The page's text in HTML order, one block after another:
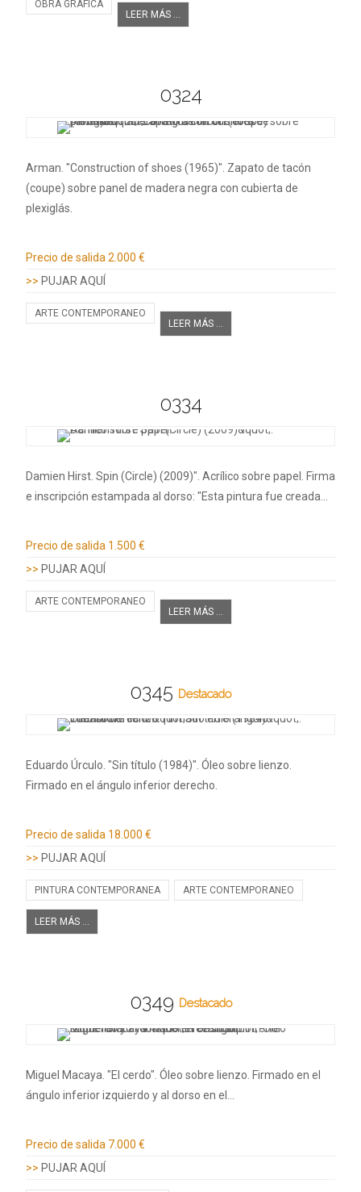
OBRA GRAFICA
LEER MÁS ...
0324
Arman. "Construction of shoes (1965)". Zapato de tacón
(coupe) sobre panel de madera negra con cubierta de
plexiglás.
Precio de salida 2.000 €
>> PUJAR AQUÍ
ARTE CONTEMPORANEO
LEER MÁS ...
0334
Damien Hirst. Spin (Circle) (2009)". Acrílico sobre papel. Firma
e inscripción estampada al dorso: "Esta pintura fue creada…
Precio de salida 1.500 €
>> PUJAR AQUÍ
ARTE CONTEMPORANEO
LEER MÁS ...
0345 Destacado
Eduardo Úrculo. "Sin título (1984)". Óleo sobre lienzo.
Firmado en el ángulo inferior derecho.
Precio de salida 18.000 €
>> PUJAR AQUÍ
PINTURA CONTEMPORANEA ARTE CONTEMPORANEO
LEER MÁS ...
0349 Destacado
Miguel Macaya. "El cerdo". Óleo sobre lienzo. Firmado en el
ángulo inferior izquierdo y al dorso en el…
Precio de salida 7.000 €
>> PUJAR AQUÍ